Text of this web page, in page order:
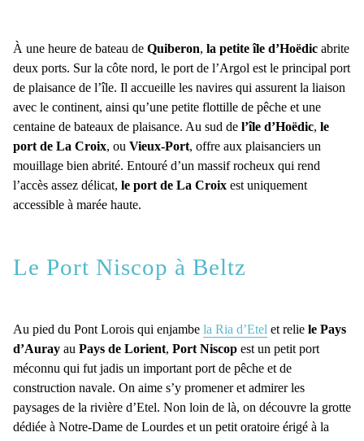
À une heure de bateau de Quiberon, la petite île d’Hoëdic abrite
deux ports. Sur la côte nord, le port de l’Argol est le principal port
de plaisance de l’île. Il accueille les navires qui assurent la liaison
avec le continent, ainsi qu’une petite flottille de pêche et une
centaine de bateaux de plaisance. Au sud de l’île d’Hoëdic, le
port de La Croix, ou Vieux-Port, offre aux plaisanciers un
mouillage bien abrité. Entouré d’un massif rocheux qui rend
l’accès assez délicat, le port de La Croix est uniquement
accessible à marée haute.
Le Port Niscop à Beltz
Au pied du Pont Lorois qui enjambe la Ria d’Etel et relie le Pays
d’Auray au Pays de Lorient, Port Niscop est un petit port
méconnu qui fut jadis un important port de pêche et de
construction navale. On aime s’y promener et admirer les
paysages de la rivière d’Etel. Non loin de là, on découvre la grotte
dédiée à Notre-Dame de Lourdes et un petit oratoire érigé à la